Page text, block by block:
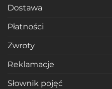
Dostawa
Płatności
Zwroty
Reklamacje
Słownik pojęć